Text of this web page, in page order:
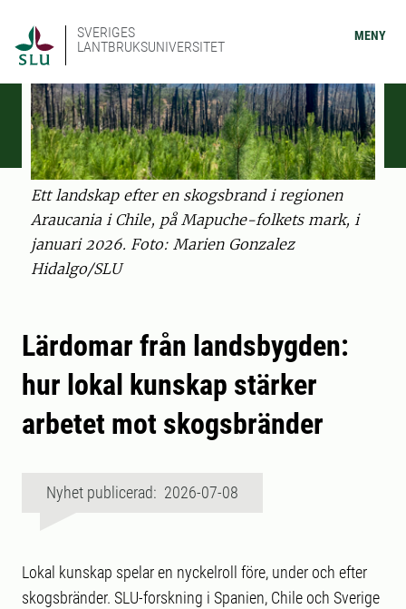
SVERIGES
LANTBRUKSUNIVERSITET
MENY
Ett landskap efter en skogsbrand i regionen
Araucania i Chile, på Mapuche-folkets mark, i
januari 2026. Foto: Marien Gonzalez
Hidalgo/SLU
Lärdomar från landsbygden:
hur lokal kunskap stärker
arbetet mot skogsbränder
Nyhet publicerad: 2026-07-08
Lokal kunskap spelar en nyckelroll före, under och efter
skogsbränder. SLU-forskning i Spanien, Chile och Sverige